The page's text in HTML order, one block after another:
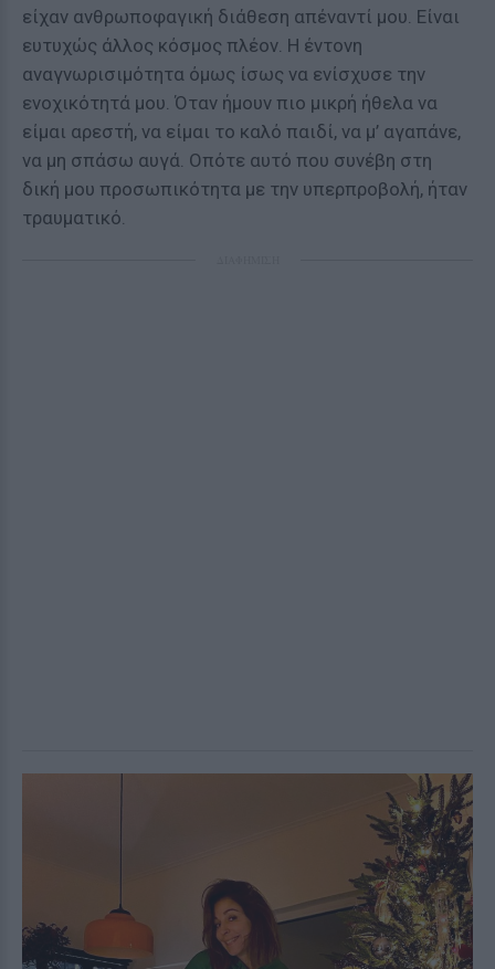
είχαν ανθρωποφαγική διάθεση απέναντί μου. Είναι
ευτυχώς άλλος κόσμος πλέον. Η έντονη
αναγνωρισιμότητα όμως ίσως να ενίσχυσε την
ενοχικότητά μου. Όταν ήμουν πιο μικρή ήθελα να
είμαι αρεστή, να είμαι το καλό παιδί, να μ’ αγαπάνε,
να μη σπάσω αυγά. Οπότε αυτό που συνέβη στη
δική μου προσωπικότητα με την υπερπροβολή, ήταν
τραυματικό.